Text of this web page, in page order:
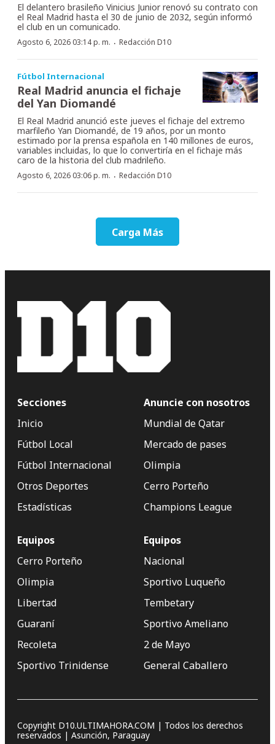
El delantero brasileño Vinicius Junior renovó su contrato con
el Real Madrid hasta el 30 de junio de 2032, según informó
el club en un comunicado.
Agosto 6, 2026 03:14 p. m. · Redacción D10
Fútbol Internacional
Real Madrid anuncia el fichaje
del Yan Diomandé
El Real Madrid anunció este jueves el fichaje del extremo
marfileño Yan Diomandé, de 19 años, por un monto
estimado por la prensa española en 140 millones de euros,
variables incluidas, lo que lo convertiría en el fichaje más
caro de la historia del club madrileño.
Agosto 6, 2026 03:06 p. m. · Redacción D10
Carga Más
Secciones
Inicio
Fútbol Local
Fútbol Internacional
Otros Deportes
Estadísticas
Anuncie con nosotros
Mundial de Qatar
Mercado de pases
Olimpia
Cerro Porteño
Champions League
Equipos
Cerro Porteño
Olimpia
Libertad
Guaraní
Recoleta
Sportivo Trinidense
Equipos
Nacional
Sportivo Luqueño
Tembetary
Sportivo Ameliano
2 de Mayo
General Caballero
Copyright D10.ULTIMAHORA.COM | Todos los derechos
reservados | Asunción, Paraguay